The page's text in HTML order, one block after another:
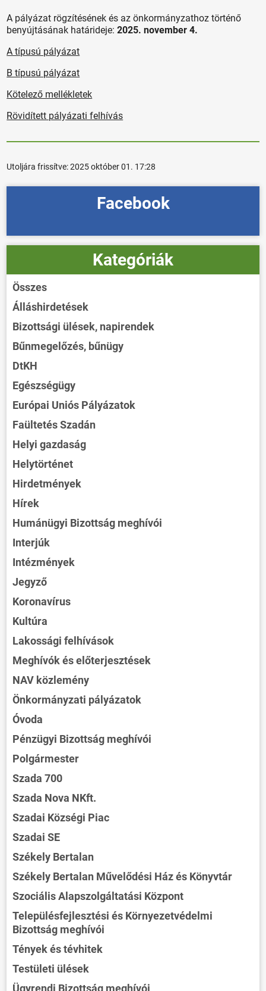
A pályázat rögzítésének és az önkormányzathoz történő
benyújtásának határideje:2025. november 4.
A típusú pályázat
B típusú pályázat
Kötelező mellékletek
Rövidített pályázati felhívás
Utoljára frissítve:2025 október 01. 17:28
Facebook
Kategóriák
Összes
Álláshirdetések
Bizottsági ülések, napirendek
Bűnmegelőzés, bűnügy
DtKH
Egészségügy
Európai Uniós Pályázatok
Faültetés Szadán
Helyi gazdaság
Helytörténet
Hirdetmények
Hírek
Humánügyi Bizottság meghívói
Interjúk
Intézmények
Jegyző
Koronavírus
Kultúra
Lakossági felhívások
Meghívók és előterjesztések
NAV közlemény
Önkormányzati pályázatok
Óvoda
Pénzügyi Bizottság meghívói
Polgármester
Szada 700
Szada Nova NKft.
Szadai Községi Piac
Szadai SE
Székely Bertalan
Székely Bertalan Művelődési Ház és Könyvtár
Szociális Alapszolgáltatási Központ
Településfejlesztési és Környezetvédelmi
Bizottság meghívói
Tények és tévhitek
Testületi ülések
Ügyrendi Bizottság meghívói